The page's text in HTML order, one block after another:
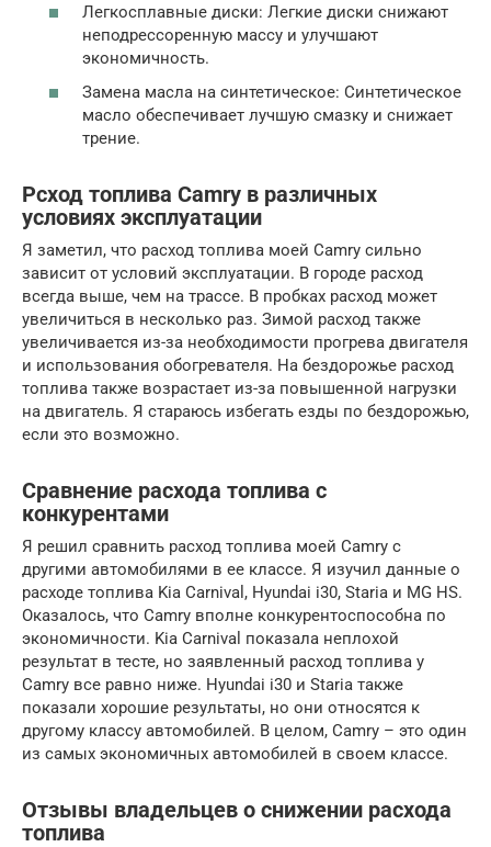
Легкосплавные диски: Легкие диски снижают
неподрессоренную массу и улучшают
экономичность.
Замена масла на синтетическое: Синтетическое
масло обеспечивает лучшую смазку и снижает
трение.
Рсход топлива Camry в различных
условиях эксплуатации
Я заметил, что расход топлива моей Camry сильно
зависит от условий эксплуатации. В городе расход
всегда выше, чем на трассе. В пробках расход может
увеличиться в несколько раз. Зимой расход также
увеличивается из-за необходимости прогрева двигателя
и использования обогревателя. На бездорожье расход
топлива также возрастает из-за повышенной нагрузки
на двигатель. Я стараюсь избегать езды по бездорожью,
если это возможно.
Сравнение расхода топлива с
конкурентами
Я решил сравнить расход топлива моей Camry с
другими автомобилями в ее классе. Я изучил данные о
расходе топлива Kia Carnival, Hyundai i30, Staria и MG HS.
Оказалось, что Camry вполне конкурентоспособна по
экономичности. Kia Carnival показала неплохой
результат в тесте, но заявленный расход топлива у
Camry все равно ниже. Hyundai i30 и Staria также
показали хорошие результаты, но они относятся к
другому классу автомобилей. В целом, Camry – это один
из самых экономичных автомобилей в своем классе.
Отзывы владельцев о снижении расхода
топлива